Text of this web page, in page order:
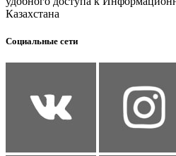
Казахстана
Социальные сети